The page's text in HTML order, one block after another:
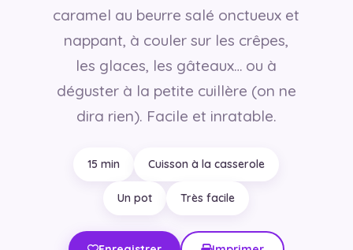
caramel au beurre salé onctueux et
nappant, à couler sur les crêpes,
les glaces, les gâteaux… ou à
déguster à la petite cuillère (on ne
dira rien). Facile et inratable.
15 min Cuisson à la casserole
Un pot Très facile